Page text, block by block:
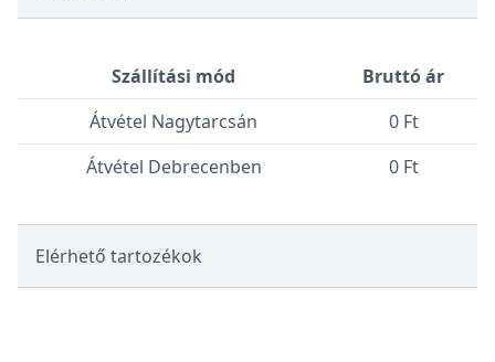
Szállítási mód
Bruttó ár
Átvétel Nagytarcsán
0 Ft
Átvétel Debrecenben
0 Ft
Elérhető tartozékok